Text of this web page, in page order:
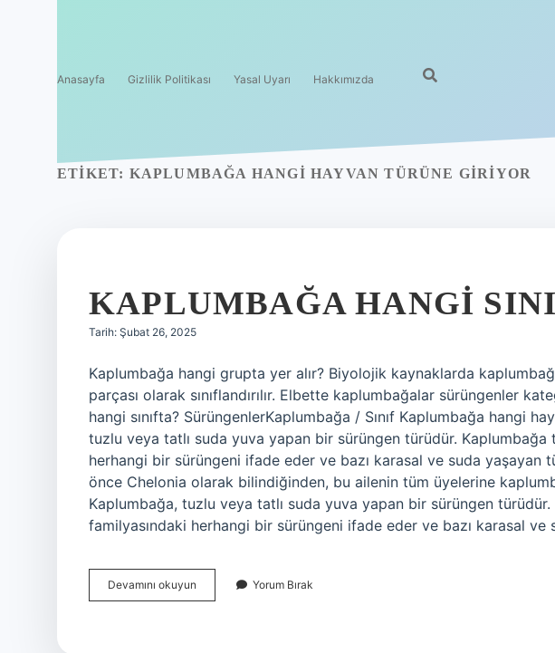
Anasayfa Gizlilik Politikası Yasal Uyarı Hakkımızda
ETIKET: KAPLUMBAĞA HANGI HAYVAN TÜRÜNE GIRIYOR
KAPLUMBAĞA HANGI
Tarih: Şubat 26, 2025
Kaplumbağa hangi grupta yer alır? Biyolojik kaynaklarda
parçası olarak sınıflandırılır. Elbette kaplumbağalar sürüngenler
hangi sınıfta? SürüngenlerKaplumbağa / Sınıf Kaplumbağa hangi
tuzlu veya tatlı suda yuva yapan bir sürüngen türüdür. Kaplumbağa
herhangi bir sürüngeni ifade eder ve bazı karasal ve suda yaşayan
önce Chelonia olarak bilindiğinden, bu ailenin tüm üyelerine
Kaplumbağa, tuzlu veya tatlı suda yuva yapan bir sürüngen
familyasındaki herhangi bir sürüngeni ifade eder ve bazı karasal
Devamını okuyun Kaplumbağa
Hangi
Yorum Bırak